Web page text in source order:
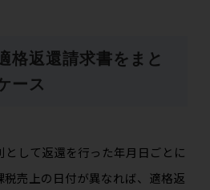
格返還請求書をまと
ース
して返還を行った年月日ごとに
売上の日付が異なれば、適格返